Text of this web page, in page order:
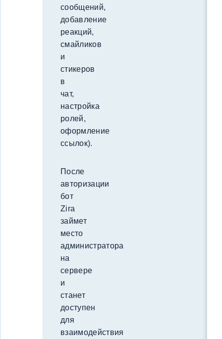
сообщений,
добавление
реакций,
смайликов
и
стикеров
в
чат,
настройка
ролей,
оформление
ссылок).
После
авторизации
бот
Zira
займет
место
администратора
на
сервере
и
станет
доступен
для
взаимодействия